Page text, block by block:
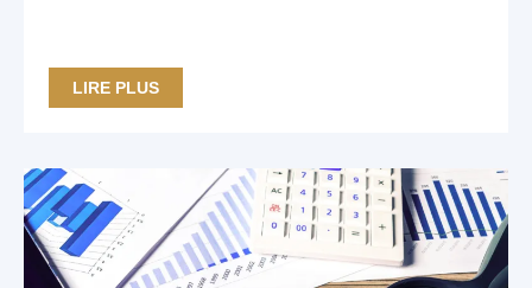
LIRE PLUS